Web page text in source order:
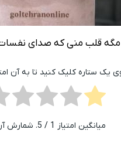
مگه قلب منی که صدای
یک ستاره کلیک کنید تا به آن
میانگین امتیاز 1 / 5. شمارش آرا: